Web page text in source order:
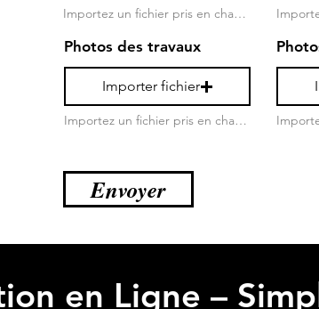
Importez un fichier pris en charge (max. 15 Mo)
Photos des travaux
Importer fichier
Importez un fichier pris en charge (max. 15 Mo)
Envoyer
en Ligne –